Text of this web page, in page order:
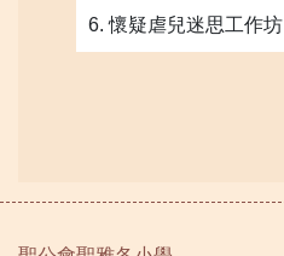
6. 懷疑虐兒迷思工作坊